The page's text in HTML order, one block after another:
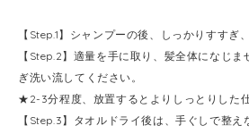
【Step.1】シャンプーの後、しっかりすすぎ
【Step.2】適量を手に取り、髪全体になじ
ぎ洗い流してください。
★2-3分程度、放置するとよりしっとりした仕
【Step.3】タオルドライ後は、手ぐしで整